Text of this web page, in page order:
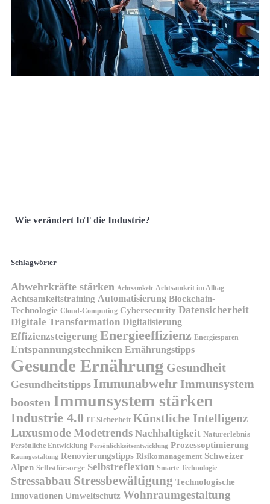
Wie verändert IoT die Industrie?
Schlagwörter
Abwehrkräfte stärken Achtsamkeit Achtsamkeit im Alltag
Achtsamkeitstraining Automatisierung Blockchain-
Technologie Cloud-Computing Cybersecurity Datensicherheit
Digitale Transformation Digitalisierung
Effizienzsteigerung Energieeffizienz Energiesparen
Entspannungstechniken Ernährungstipps
Gesunde Ernährung Gesundheit
Gesundheitstipps Immunabwehr Immunsystem
boosten Immunsystem stärken
Industrie 4.0 IT-Sicherheit Künstliche Intelligenz
LuxusmodeModetrends Nachhaltigkeit Naturerlebnis
Persönliche Entwicklung Persönlichkeitsentwicklung Prozessoptimierung
Raumgestaltung Renovierungstipps Risikomanagement Schweizer
Alpen Selbstfürsorge Selbstreflexion Smarte Technologie
Stressabbau Stressbewältigung Technologische
Innovationen Umweltschutz Wohnraumgestaltung